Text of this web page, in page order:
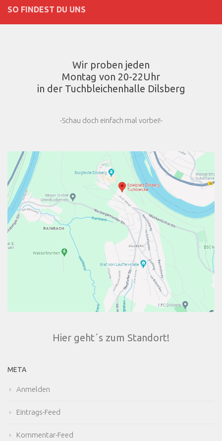
SO FINDEST DU UNS
Wir proben jeden
Montag von 20-22Uhr
in der Tuchbleichenhalle Dilsberg
-Schau doch einfach mal vorbei!-
Hier geht´s zum Standort!
META
Anmelden
Eintrags-Feed
Kommentar-Feed